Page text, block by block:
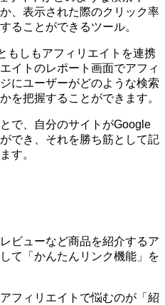
、表示された際のクリック率
ることができるツール。
もしもアフィリエイトを連携
イトのレポート画面でアフィ
にユーザーがどのような検索
を把握することができます。
で、自分のサイトがGoogle
でき、それを勝ち筋として記
す。
ビューなど商品を紹介するア
て「かんたんリンク機能」を
フィリエイトで悩むのが「紹